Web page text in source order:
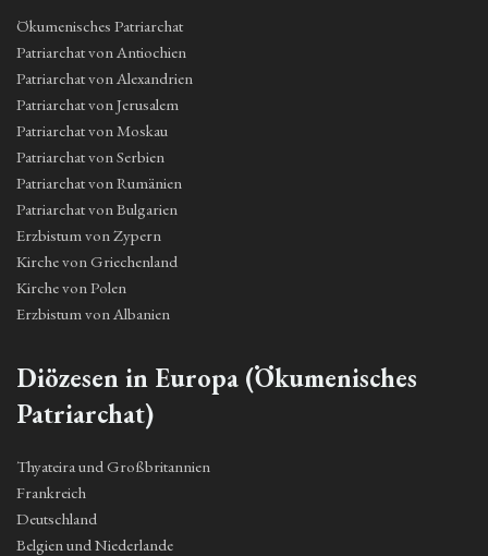
Ökumenisches Patriarchat
Patriarchat von Antiochien
Patriarchat von Alexandrien
Patriarchat von Jerusalem
Patriarchat von Moskau
Patriarchat von Serbien
Patriarchat von Rumänien
Patriarchat von Bulgarien
Erzbistum von Zypern
Kirche von Griechenland
Kirche von Polen
Erzbistum von Albanien
Diözesen in Europa (Ökumenisches
Patriarchat)
Thyateira und Großbritannien
Frankreich
Deutschland
Belgien und Niederlande